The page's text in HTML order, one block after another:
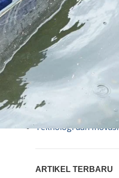
KATEGORI
Berita
Bisnis
Budidaya
Event
Informasi Lain
Pembenihan Ikan
Pembesaran Ikan
Teknologi dan Inovasi
ARTIKEL TERBARU